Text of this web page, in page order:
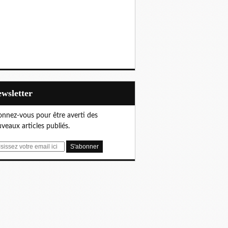
vous pour être averti des
articles publiés.